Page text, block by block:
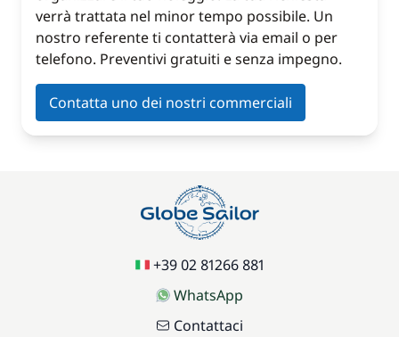
verrà trattata nel minor tempo possibile. Un
nostro referente ti contatterà via email o per
telefono. Preventivi gratuiti e senza impegno.
Contatta uno dei nostri commerciali
+39 02 81266 881
WhatsApp
Contattaci